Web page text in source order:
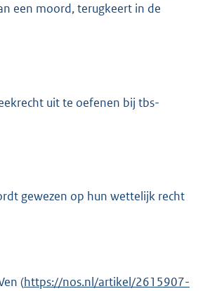
een moord, terugkeert in de
uit te oefenen bij tbs-
gewezen op hun wettelijk recht
(E
https://nos.nl/artikel/2615907-